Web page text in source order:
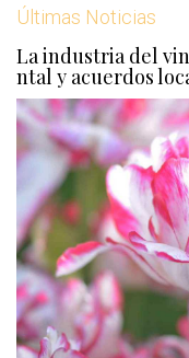
Últimas Noticias
La industria del
ntal y acuerdos